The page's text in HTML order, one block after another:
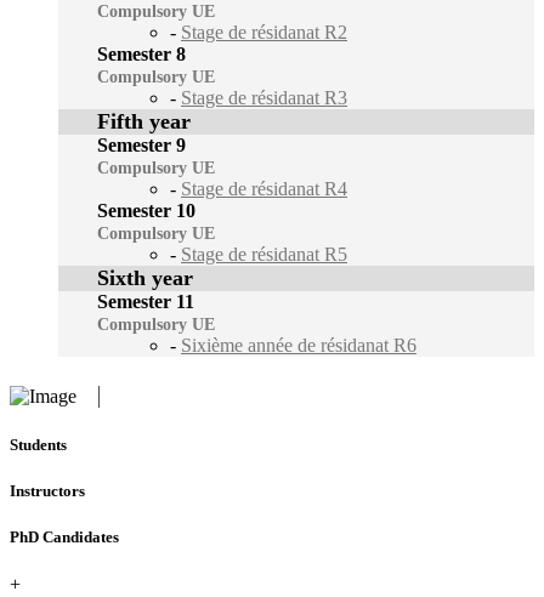
Compulsory UE
- Stage de résidanat R2
Semester 8
Compulsory UE
- Stage de résidanat R3
Fifth year
Semester 9
Compulsory UE
- Stage de résidanat R4
Semester 10
Compulsory UE
- Stage de résidanat R5
Sixth year
Semester 11
Compulsory UE
- Sixième année de résidanat R6
Students
Instructors
PhD Candidates
+